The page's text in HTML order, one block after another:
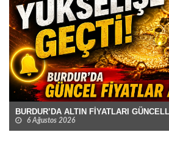
BURDUR’DA ALTIN FİYATLARI
6 Ağustos 2026